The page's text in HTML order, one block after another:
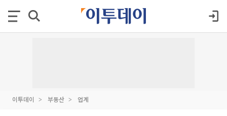
이투데이 부동산 업계